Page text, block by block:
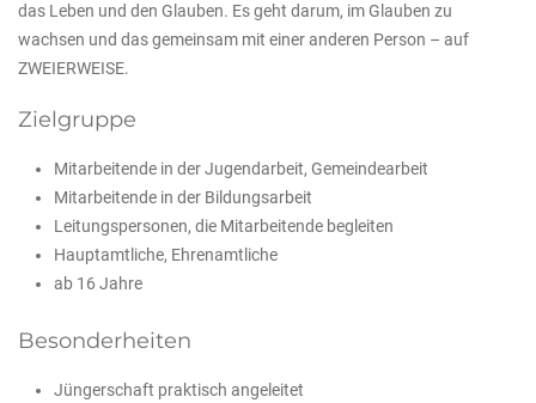
das Leben und den Glauben. Es geht darum, im Glauben zu
wachsen und das gemeinsam mit einer anderen Person – auf
ZWEIERWEISE.
Zielgruppe
Mitarbeitende in der Jugendarbeit, Gemeindearbeit
Mitarbeitende in der Bildungsarbeit
Leitungspersonen, die Mitarbeitende begleiten
Hauptamtliche, Ehrenamtliche
ab 16 Jahre
Besonderheiten
Jüngerschaft praktisch angeleitet